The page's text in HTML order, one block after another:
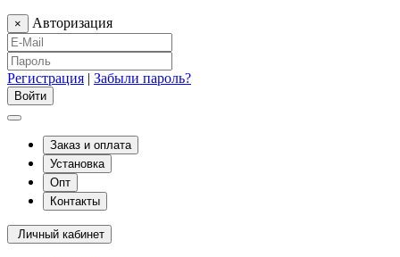
× Авторизация
Регистрация | Забыли пароль?
Заказ и оплата
Установка
Опт
Контакты
Личный кабинет